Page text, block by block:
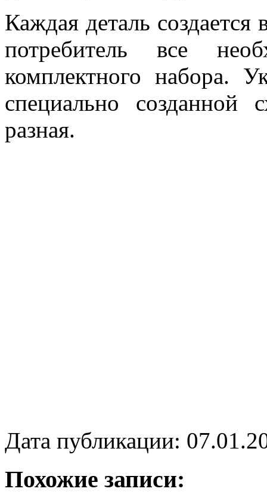
Каждая деталь
потребитель все
комплектного набора.
специально
разная.
Дата публикации:
Похожие записи: